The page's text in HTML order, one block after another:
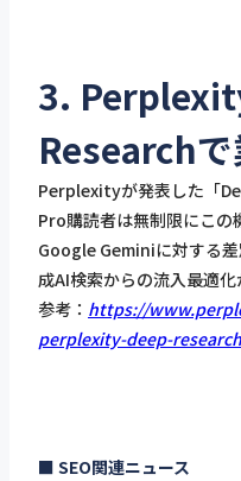
3.
Research
Perplexityが発表した「
Pro購読者は無制限にこの
Google Geminiに対する
成AI検索からの流入最適化
参考： https://
perplexity-deep-research
■ SEO関連ニュース